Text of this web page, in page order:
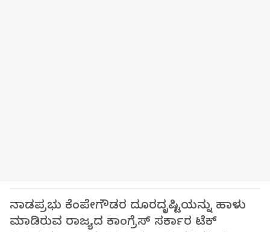
ನಾಡಪ್ರಭು ಕೆಂಪೇಗೌಡರ ದೂರದೃಷ್ಟಿಯನ್ನು ಹಾಳು
ಮಾಡಿರುವ ರಾಜ್ಯದ ಕಾಂಗ್ರೆಸ್ ಸರ್ಕಾರ ಟೆಕ್